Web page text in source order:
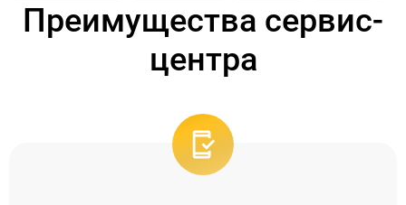
Преимущества сервис-
центра